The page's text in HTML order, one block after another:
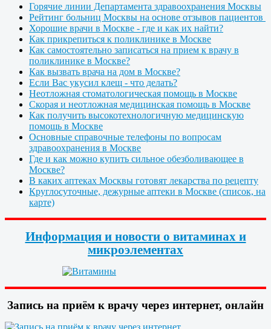
Горячие линии Департамента здравоохранения Москвы
Рейтинг больниц Москвы на основе отзывов пациентов
Хорошие врачи в Москве - где и как их найти?
Как прикрепиться к поликлинике в Москве
Как самостоятельно записаться на прием к врачу в
поликлинике в Москве?
Как вызвать врача на дом в Москве?
Если Вас укусил клещ - что делать?
Неотложная стоматологическая помощь в Москве
Скорая и неотложная медицинская помощь в Москве
Как получить высокотехнологичную медицинскую
помощь в Москве
Основные справочные телефоны по вопросам
здравоохранения в Москве
Где и как можно купить сильное обезболивающее в
Москве?
В каких аптеках Москвы готовят лекарства по рецепту
Круглосуточные, дежурные аптеки в Москве (список, на
карте)
Информация и новости о витаминах и
микроэлементах
Запись на приём к врачу через интернет, онлайн